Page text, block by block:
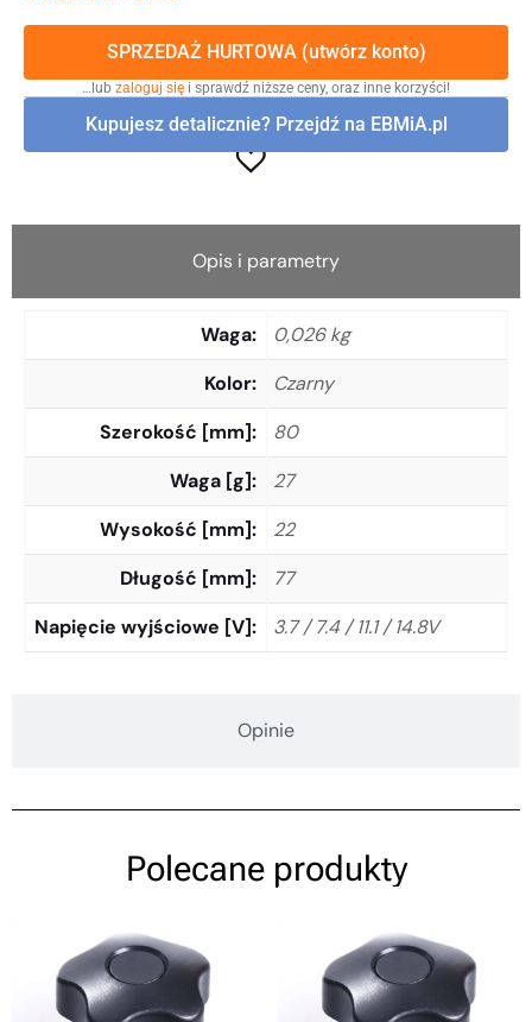
SPRZEDAŻ HURTOWA (utwórz konto)
…lub zaloguj się i sprawdź niższe ceny, oraz inne korzyści!
Kupujesz detalicznie? Przejdź na EBMiA.pl
Opis i parametry
Opinie
Waga
0,026 kg
Kolor
Czarny
Szerokość [mm]
80
Waga [g]
27
Wysokość [mm]
22
Długość [mm]
77
Napięcie wyjściowe [V]
3.7 / 7.4 / 11.1 / 14.8V
Polecane produkty